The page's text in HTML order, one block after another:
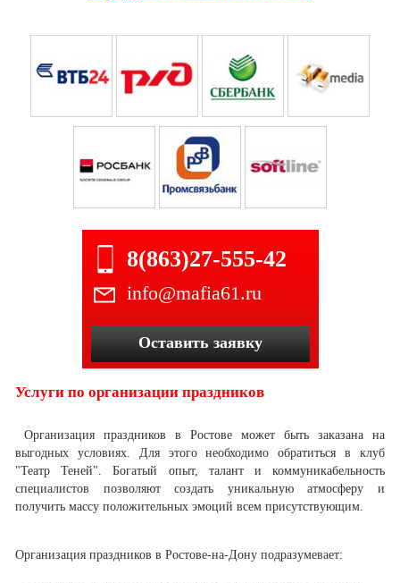
8(863)27-555-42
info@mafia61.ru
Оставить заявку
Услуги по организации праздников
Организация праздников в Ростове может быть заказана на
выгодных условиях. Для этого необходимо обратиться в клуб
"Театр Теней". Богатый опыт, талант и коммуникабельность
специалистов позволяют создать уникальную атмосферу и
получить массу положительных эмоций всем присутствующим.
Организация праздников в Ростове-на-Дону подразумевает: